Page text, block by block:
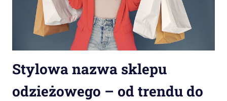
Stylowa nazwa sklepu
odzieżowego – od trendu do